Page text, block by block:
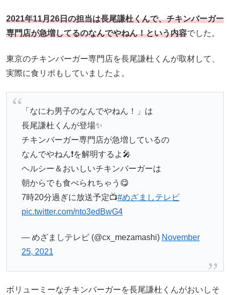
2021年11月26日の担当は長尾謙杜くんで、チキンバーガー
専門店が急増してるのなんでやねん！という内容でした。
東京のチキンバーガー専門店を長尾謙杜くんが取材して、
実際に食リポもしていましたよ。
「なにわ男子のなんでやねん！」は
長尾謙杜くんが登場✨
チキンバーガー専門店が急増しているの
なんでやねん❗️を解明するよ🎤
ヘルシー＆おいしいチキンバーガーは
朝からでも食べられちゃう😋
7時20分過ぎに放送予定📺#めざましテレビ
pic.twitter.com/nto3edBwG4
— めざましテレビ (@cx_mezamashi) November
25, 2021
ボリューミーなチキンバーガーを長尾謙杜くんがおいしそ